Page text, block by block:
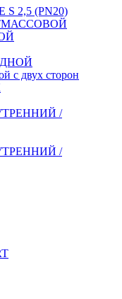
2,5 (PN20)
с двух сторон
/
/